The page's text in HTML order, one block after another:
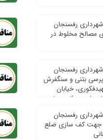
رفسنجان
مصالح مخلوط در
رفسنجان
بتنی و سنگفرش
خیابان
های عمرانی سطح
رفسنجان
جهت کف سازی ضلع